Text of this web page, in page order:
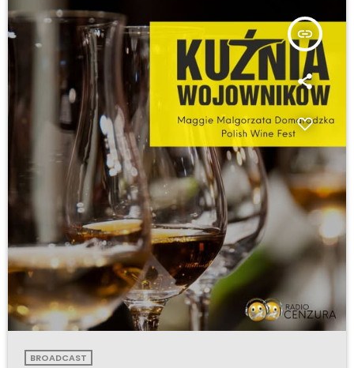
insert_link
BROADCAST